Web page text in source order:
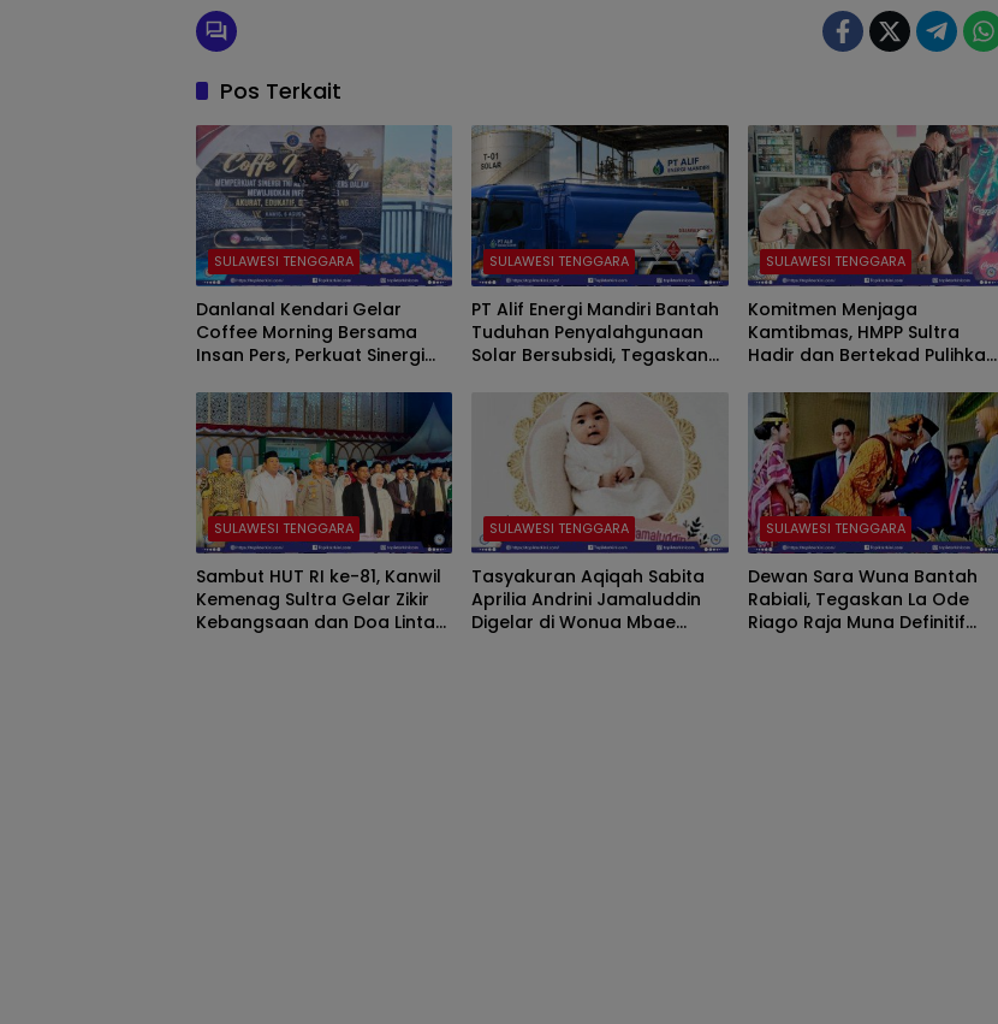
Pos Terkait
SULAWESI TENGGARA
Danlanal Kendari Gelar
Coffee Morning Bersama
Insan Pers, Perkuat Sinergi
SULAWESI TENGGARA
PT Alif Energi Mandiri Bantah
Tuduhan Penyalahgunaan
Solar Bersubsidi, Tegaskan
SULAWESI TENGGARA
Komitmen Menjaga
Kamtibmas, HMPP Sultra
Hadir dan Bertekad Pulihkan
Kepolisian
SULAWESI TENGGARA
Sambut HUT RI ke-81, Kanwil
Kemenag Sultra Gelar Zikir
Kebangsaan dan Doa Lintas
SULAWESI TENGGARA
Tasyakuran Aqiqah Sabita
Aprilia Andrini Jamaluddin
Digelar di Wonua Mbae
SULAWESI TENGGARA
Dewan Sara Wuna Bantah
Rabiali, Tegaskan La Ode
Riago Raja Muna Definitif